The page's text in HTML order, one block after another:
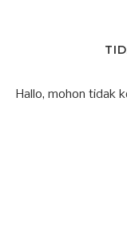
Hallo, mohon tidak